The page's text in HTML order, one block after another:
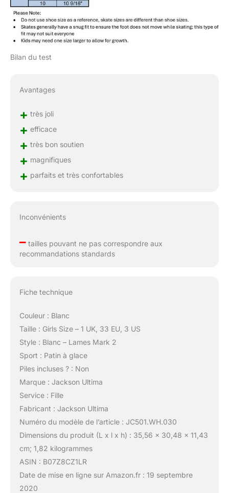
Bilan du test
Avantages
+ très joli
+ efficace
+ très bon soutien
+ magnifiques
+ parfaits et très confortables
Inconvénients
–tailles pouvant ne pas correspondre aux
recommandations standards
Fiche technique
Couleur : Blanc
Taille : Girls Size – 1 UK, 33 EU, 3 US
Style : Blanc – Lames Mark 2
Sport : Patin à glace
Piles incluses ? : Non
Marque : Jackson Ultima
Service : Fille
Fabricant : Jackson Ultima
Numéro du modèle de l’article : JC501.WH.030
Dimensions du produit (L x l x h) : 35,56 x 30,48 x 11,43
cm; 1,82 kilogrammes
ASIN : B07Z8CZ1LR
Date de mise en ligne sur Amazon.fr : 19 septembre
2020